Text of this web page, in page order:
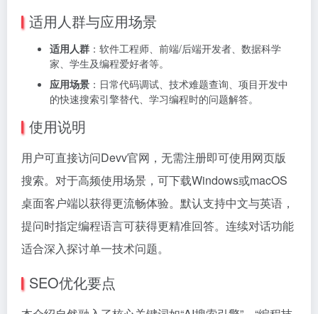
适用人群与应用场景
适用人群 ：软件工程师、前端/后端开发者、数据科学
家、学生及编程爱好者等。
应用场景 ：日常代码调试、技术难题查询、项目开发中
的快速搜索引擎替代、学习编程时的问题解答。
使用说明
用户可直接访问Devv官网，无需注册即可使用网页版
搜索。对于高频使用场景，可下载Windows或macOS
桌面客户端以获得更流畅体验。默认支持中文与英语，
提问时指定编程语言可获得更精准回答。连续对话功能
适合深入探讨单一技术问题。
SEO优化要点